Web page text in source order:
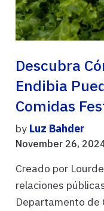
Descubra
Endibia
Comidas
by Luz Bahder
November 26,
Creado por
relaciones
Departamento de